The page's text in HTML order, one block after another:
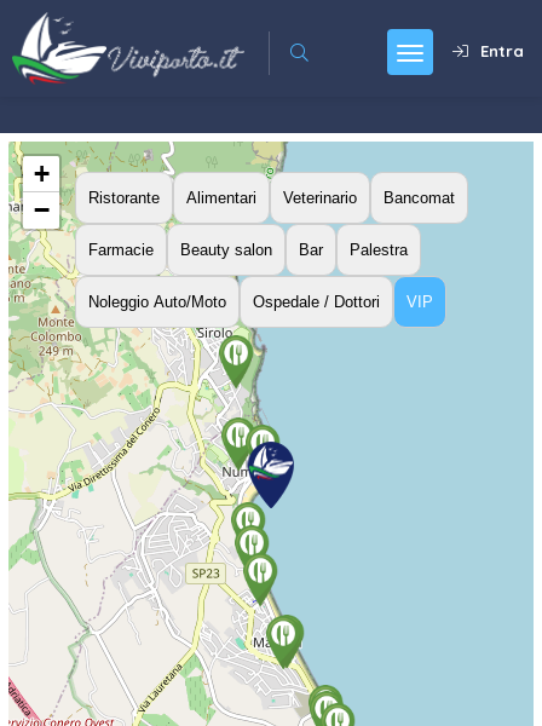
Entra
Ristorante Alimentari Veterinario Bancomat
Farmacie Beauty salon Bar Palestra
Noleggio Auto/Moto Ospedale / Dottori VIP
+
−